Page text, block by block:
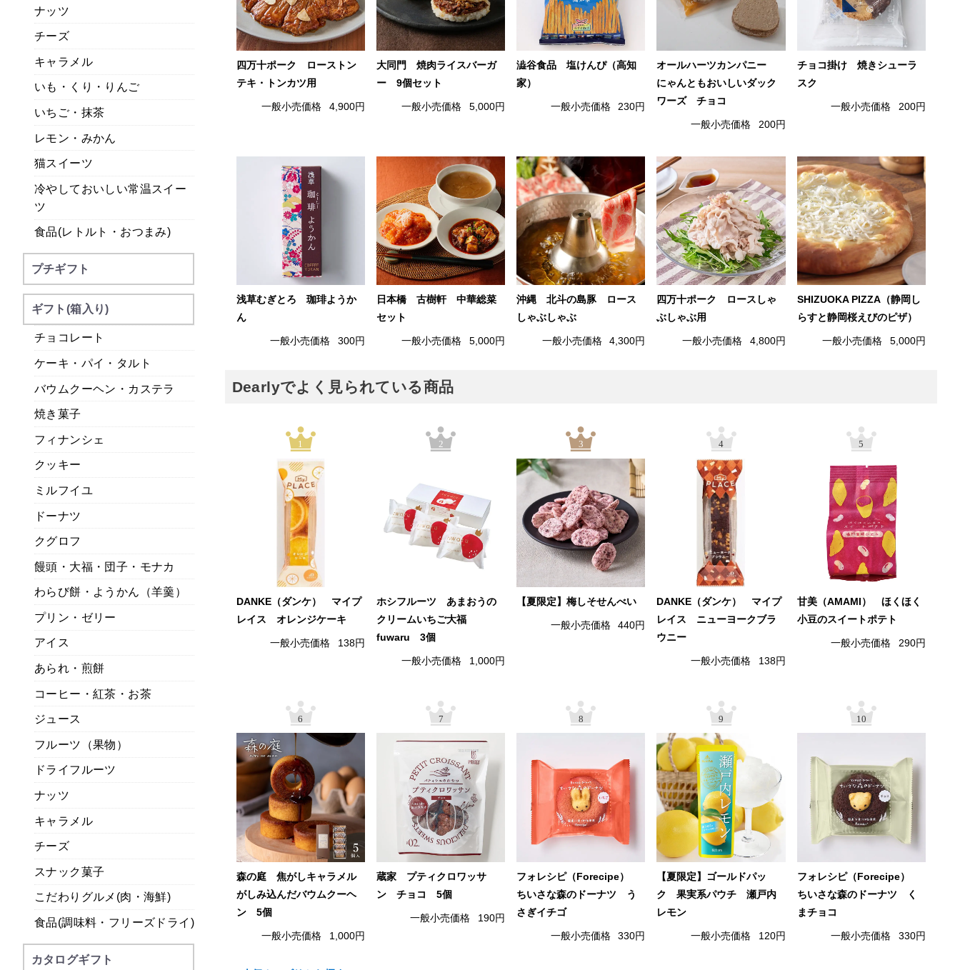
四万十ポーク ローストン
テキ・トンカツ用
一般小売価格 4,900円
大同門 焼肉ライスバーガ
ー 9個セット
一般小売価格 5,000円
澁谷食品 塩けんぴ（高知
家）
一般小売価格 230円
オールハーツカンパニー
にゃんともおいしいダック
ワーズ チョコ
一般小売価格 200円
チョコ掛け 焼きシューラ
スク
一般小売価格 200円
浅草むぎとろ 珈琲ようか
ん
一般小売価格 300円
日本橋 古樹軒 中華総菜
セット
一般小売価格 5,000円
沖縄 北斗の島豚 ロース
しゃぶしゃぶ
一般小売価格 4,300円
四万十ポーク ロースしゃ
ぶしゃぶ用
一般小売価格 4,800円
SHIZUOKA PIZZA（静岡し
らすと静岡桜えびのピザ）
一般小売価格 5,000円
Dearlyでよく見られている商品
1
DANKE（ダンケ） マイプ
レイス オレンジケーキ
一般小売価格 138円
2
ホシフルーツ あまおうの
クリームいちご大福
fuwaru 3個
一般小売価格 1,000円
3
【夏限定】梅しそせんべい
一般小売価格 440円
4
DANKE（ダンケ） マイプ
レイス ニューヨークブラ
ウニー
一般小売価格 138円
5
甘美（AMAMI） ほくほく
小豆のスイートポテト
一般小売価格 290円
6
森の庭 焦がしキャラメル
がしみ込んだバウムクーヘ
ン 5個
一般小売価格 1,000円
7
蔵家 プティクロワッサ
ン チョコ 5個
一般小売価格 190円
8
フォレシピ（Forecipe）
ちいさな森のドーナツ う
さぎイチゴ
一般小売価格 330円
9
【夏限定】ゴールドパッ
ク 果実系パウチ 瀬戸内
レモン
一般小売価格 120円
10
フォレシピ（Forecipe）
ちいさな森のドーナツ く
まチョコ
一般小売価格 330円
ナッツ
チーズ
キャラメル
いも・くり・りんご
いちご・抹茶
レモン・みかん
猫スイーツ
冷やしておいしい常温スイー
ツ
食品(レトルト・おつまみ)
プチギフト
ギフト(箱入り)
チョコレート
ケーキ・パイ・タルト
バウムクーヘン・カステラ
焼き菓子
フィナンシェ
クッキー
ミルフイユ
ドーナツ
クグロフ
饅頭・大福・団子・モナカ
わらび餅・ようかん（羊羹）
プリン・ゼリー
アイス
あられ・煎餅
コーヒー・紅茶・お茶
ジュース
フルーツ（果物）
ドライフルーツ
ナッツ
キャラメル
チーズ
スナック菓子
こだわりグルメ(肉・海鮮)
食品(調味料・フリーズドライ)
カタログギフト